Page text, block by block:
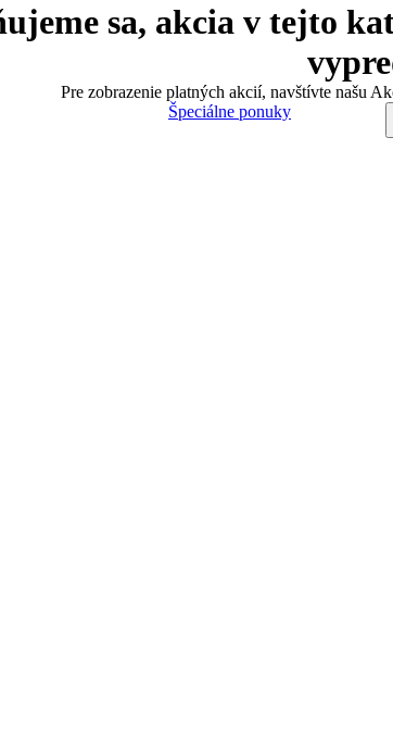
sa, akcia v tejto
Pre zobrazenie platných akcií, navštívte našu
Špeciálne ponuky